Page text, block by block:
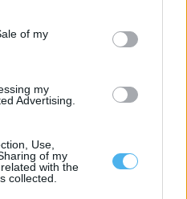
of my
my
Advertising.
Use,
of my
with the
collected.